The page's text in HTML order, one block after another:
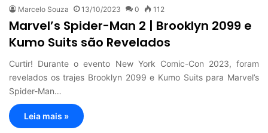
Marcelo Souza 13/10/2023 0 112
Marvel’s Spider-Man 2 | Brooklyn 2099 e
Kumo Suits são Revelados
Curtir! Durante o evento New York Comic-Con 2023, foram
revelados os trajes Brooklyn 2099 e Kumo Suits para Marvel’s
Spider-Man…
Leia mais »